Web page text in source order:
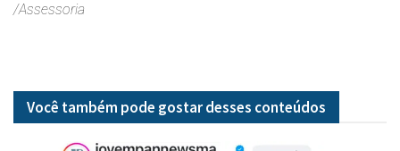
/Assessoria
Você também pode gostar desses conteúdos